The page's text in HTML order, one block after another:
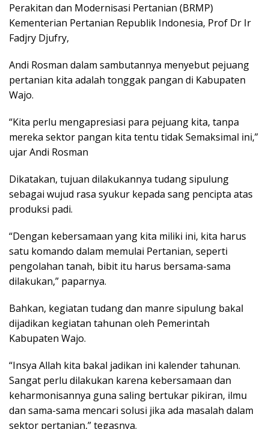
Perakitan dan Modernisasi Pertanian (BRMP)
Kementerian Pertanian Republik Indonesia, Prof Dr Ir
Fadjry Djufry,
Andi Rosman dalam sambutannya menyebut pejuang
pertanian kita adalah tonggak pangan di Kabupaten
Wajo.
“Kita perlu mengapresiasi para pejuang kita, tanpa
mereka sektor pangan kita tentu tidak Semaksimal ini,”
ujar Andi Rosman
Dikatakan, tujuan dilakukannya tudang sipulung
sebagai wujud rasa syukur kepada sang pencipta atas
produksi padi.
“Dengan kebersamaan yang kita miliki ini, kita harus
satu komando dalam memulai Pertanian, seperti
pengolahan tanah, bibit itu harus bersama-sama
dilakukan,” paparnya.
Bahkan, kegiatan tudang dan manre sipulung bakal
dijadikan kegiatan tahunan oleh Pemerintah
Kabupaten Wajo.
“Insya Allah kita bakal jadikan ini kalender tahunan.
Sangat perlu dilakukan karena kebersamaan dan
keharmonisannya guna saling bertukar pikiran, ilmu
dan sama-sama mencari solusi jika ada masalah dalam
sektor pertanian,” tegasnya.